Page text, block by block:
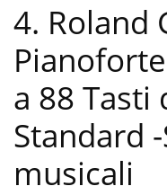
4. Roland
a 88 Tasti
Standard
musicali